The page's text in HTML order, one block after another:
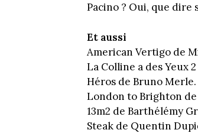
Pacino ? Oui, que
Et aussi
American Vertigo de
La Colline a des Yeux
Héros de Bruno
London to Brighton
13m2 de Barthélémy
Steak de Quentin